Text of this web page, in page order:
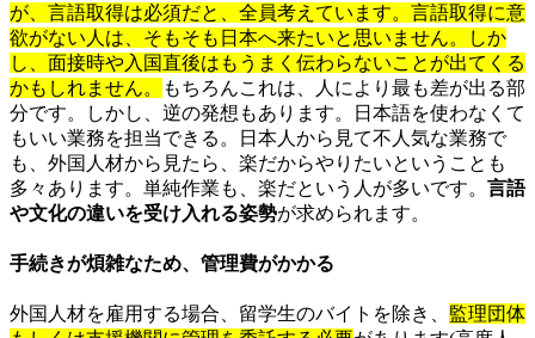
が、言語取得は必須だと、全員考えています。言語取得に意
欲がない人は、そもそも日本へ来たいと思いません。しか
し、面接時や入国直後はもうまく伝わらないことが出てくる
かもしれません。
もちろんこれは、人により最も差が出る部
分です。しかし、逆の発想もあります。日本語を使わなくて
もいい業務を担当できる。日本人から見て不人気な業務で
も、外国人材から見たら、楽だからやりたいということも
多々あります。単純作業も、楽だという人が多いです。 言語
や文化の違いを受け入れる姿勢が求められます。
手続きが煩雑なため、管理費がかかる
外国人材を雇用する場合、留学生のバイトを除き、 監理団体